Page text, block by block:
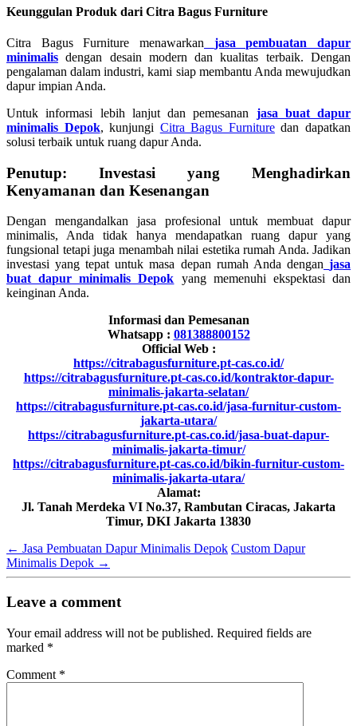
Keunggulan Produk dari Citra Bagus Furniture
Citra Bagus Furniture menawarkan
jasa pembuatan dapur
minimalis dengan desain modern dan kualitas terbaik. Dengan
pengalaman dalam industri, kami siap membantu Anda mewujudkan
dapur impian Anda.
Untuk informasi lebih lanjut dan pemesanan jasa buat dapur
minimalis Depok, kunjungi Citra Bagus Furnituredan dapatkan
solusi terbaik untuk ruang dapur Anda.
Penutup: Investasi yang Menghadirkan
Kenyamanan dan Kesenangan
Dengan mengandalkan jasa profesional untuk membuat dapur
minimalis, Anda tidak hanya mendapatkan ruang dapur yang
fungsional tetapi juga menambah nilai estetika rumah Anda. Jadikan
investasi yang tepat untuk masa depan rumah Anda dengan jasa
buat dapur minimalis Depok yang memenuhi ekspektasi dan
keinginan Anda.
Informasi dan Pemesanan
Whatsapp : 081388800152
Official Web :
https://citrabagusfurniture.pt-cas.co.id/
https://citrabagusfurniture.pt-cas.co.id/kontraktor-dapur-
minimalis-jakarta-selatan/
https://citrabagusfurniture.pt-cas.co.id/jasa-furnitur-custom-
jakarta-utara/
https://citrabagusfurniture.pt-cas.co.id/jasa-buat-dapur-
minimalis-jakarta-timur/
https://citrabagusfurniture.pt-cas.co.id/bikin-furnitur-custom-
minimalis-jakarta-utara/
Alamat:
Jl. Tanah Merdeka VI No.37, Rambutan Ciracas, Jakarta
Timur, DKI Jakarta 13830
← Jasa Pembuatan Dapur Minimalis Depok Custom Dapur
Minimalis Depok →
Leave a comment
Your email address will not be published. Required fields are
marked *
Comment *